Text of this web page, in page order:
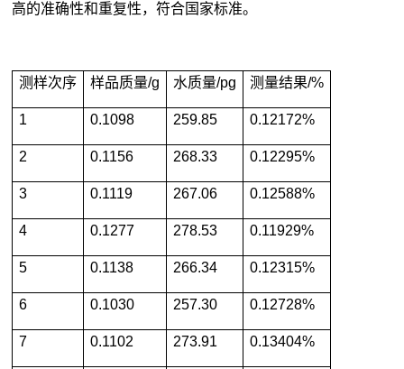
高的准确性和重复性，符合国家标准。
测样次序 样品质量/g 水质量/pg 测量结果/%
1 0.1098 259.85 0.12172%
2 0.1156 268.33 0.12295%
3 0.1119 267.06 0.12588%
4 0.1277 278.53 0.11929%
5 0.1138 266.34 0.12315%
6 0.1030 257.30 0.12728%
7 0.1102 273.91 0.13404%